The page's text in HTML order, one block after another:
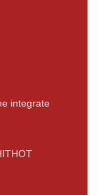
integrate